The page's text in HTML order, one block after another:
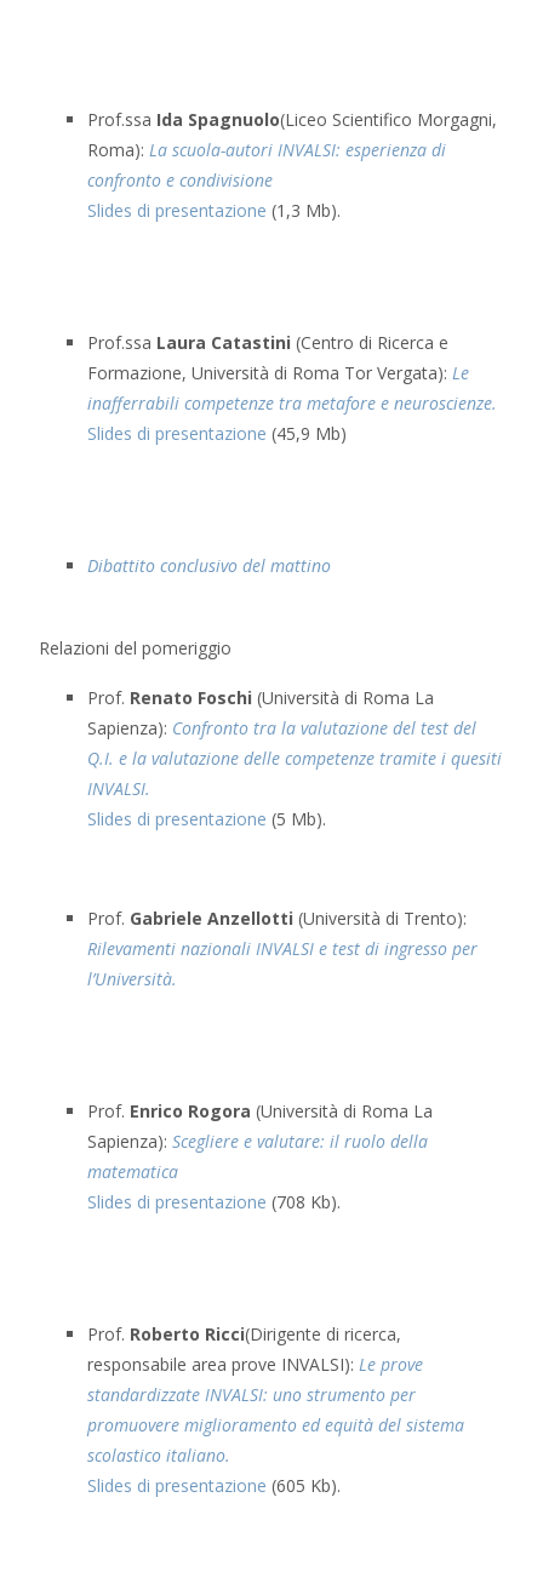
Prof.ssa Ida Spagnuolo(Liceo Scientifico Morgagni,
Roma): La scuola-autori INVALSI: esperienza di
confronto e condivisione
Slides di presentazione (1,3 Mb).
Prof.ssa Laura Catastini (Centro di Ricerca e
Formazione, Università di Roma Tor Vergata): Le
inafferrabili competenze tra metafore e neuroscienze.
Slides di presentazione (45,9 Mb)
Dibattito conclusivo del mattino
Relazioni del pomeriggio
Prof. Renato Foschi (Università di Roma La
Sapienza): Confronto tra la valutazione del test del
Q.I. e la valutazione delle competenze tramite i quesiti
INVALSI.
Slides di presentazione (5 Mb).
Prof. Gabriele Anzellotti (Università di Trento):
Rilevamenti nazionali INVALSI e test di ingresso per
l’Università.
Prof. Enrico Rogora (Università di Roma La
Sapienza): Scegliere e valutare: il ruolo della
matematica
Slides di presentazione (708 Kb).
Prof. Roberto Ricci(Dirigente di ricerca,
responsabile area prove INVALSI): Le prove
standardizzate INVALSI: uno strumento per
promuovere miglioramento ed equità del sistema
scolastico italiano.
Slides di presentazione (605 Kb).